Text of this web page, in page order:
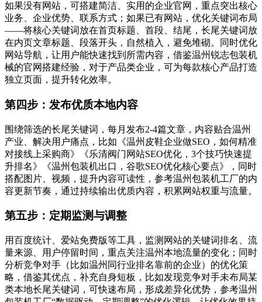
如果没有网站，可搭建简洁、实用的企业官网，重点突出核心
业务、企业优势、联系方式；如果已有网站，优化关键词布局
——将核心关键词放在首页标题、首段、结尾，长尾关键词放
在内页文章标题、段落开头，自然植入，避免堆砌。同时优化
网站导航，让用户能快速找到所需内容，借鉴温州锐志包装机
械的官网搭建经验，对于产品类企业，可为每款核心产品打造
独立页面，提升转化效率。
第四步：发布优质本地内容
围绕筛选的长尾关键词，每月发布2-4篇文章，内容贴合温州
产业、解决用户痛点，比如《温州皮鞋企业做SEO，如何精准
对接线上采购商》《乐清阀门网站SEO优化，3个技巧快速提
升排名》《温州包装机出口，谷歌SEO优化核心要点》，同时
搭配图片、视频，提升内容可读性，参考温州包装机工厂的内
容更新节奏，通过持续输出优质内容，积累网站权重与流量。
第五步：定期监测与调整
用百度统计、爱站免费版等工具，监测网站的关键词排名、流
量来源、用户停留时间，重点关注温州本地流量的变化；同时
分析竞争对手（比如温州同行业排名靠前的企业）的优化策
略，借鉴其优点，补充自身短板，比如发现竞争对手未布局某
类本地长尾关键词，可快速布局，形成差异化优势，参考温州